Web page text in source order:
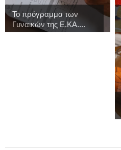
Το πρόγραμμα των
Γυναικών της Ε.ΚΑ....